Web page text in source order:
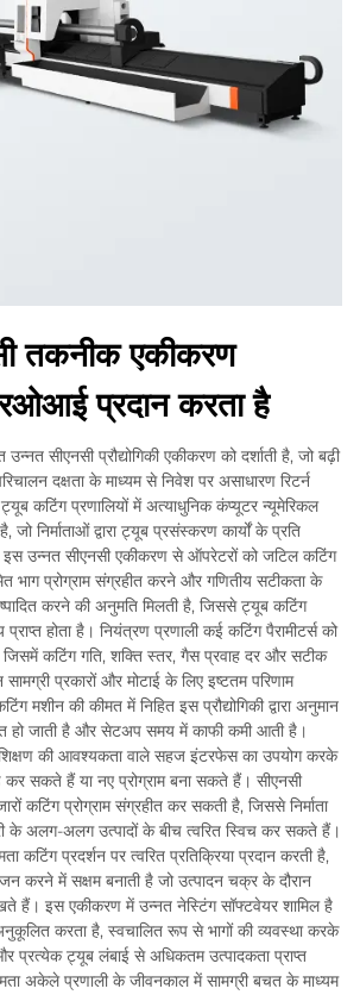
तकनीक एकीकरण
प्रदान करता है
सीएनसी प्रौद्योगिकी एकीकरण को दर्शाती है, जो बढ़ी
दक्षता के माध्यम से निवेश पर असाधारण रिटर्न
कटिंग प्रणालियों में अत्याधुनिक कंप्यूटर न्यूमेरिकल
जो निर्माताओं द्वारा ट्यूब प्रसंस्करण कार्यों के प्रति
इस उन्नत सीएनसी एकीकरण से ऑपरेटरों को जटिल कटिंग
भाग प्रोग्राम संग्रहीत करने और गणितीय सटीकता के
करने की अनुमति मिलती है, जिससे ट्यूब कटिंग
होता है। नियंत्रण प्रणाली कई कटिंग पैरामीटर्स को
कटिंग गति, शक्ति स्तर, गैस प्रवाह दर और सटीक
सामग्री प्रकारों और मोटाई के लिए इष्टतम परिणाम
मशीन की कीमत में निहित इस प्रौद्योगिकी द्वारा अनुमान
हो जाती है और सेटअप समय में काफी कमी आती है।
की आवश्यकता वाले सहज इंटरफेस का उपयोग करके
कर सकते हैं या नए प्रोग्राम बना सकते हैं। सीएनसी
कटिंग प्रोग्राम संग्रहीत कर सकती है, जिससे निर्माता
के अलग-अलग उत्पादों के बीच त्वरित स्विच कर सकते हैं।
कटिंग प्रदर्शन पर त्वरित प्रतिक्रिया प्रदान करती है,
करने में सक्षम बनाती है जो उत्पादन चक्र के दौरान
हैं। इस एकीकरण में उन्नत नेस्टिंग सॉफ्टवेयर शामिल है
करता है, स्वचालित रूप से भागों की व्यवस्था करके
प्रत्येक ट्यूब लंबाई से अधिकतम उत्पादकता प्राप्त
अकेले प्रणाली के जीवनकाल में सामग्री बचत के माध्यम